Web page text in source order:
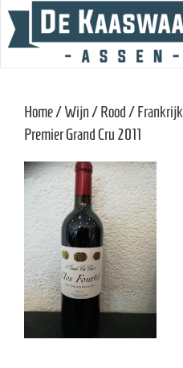
Home/Wijn /Rood /Frankrijk
Premier Grand Cru 2011